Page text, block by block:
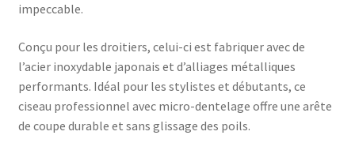
impeccable.
Conçu pour les droitiers, celui-ci est fabriquer avec de
l’acier inoxydable japonais et d’alliages métalliques
performants. Idéal pour les stylistes et débutants, ce
ciseau professionnel avec micro-dentelage offre une arête
de coupe durable et sans glissage des poils.